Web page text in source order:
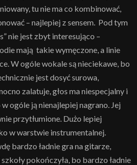
tu nie ma co kombinować,
– najlepiej z sensem. Pod tym
nie jest zbyt interesująco –
mają takie wymęczone, a linie
W ogóle wokale są nieciekawe, bo
jest dosyć surowa,
zalatuje, głos ma niespecjalny i
ogóle ją nienajlepiej nagrano. Jej
przytłumione. Dużo lepiej
w warstwie instrumentalnej.
bardzo ładnie gra na gitarze,
pokończyła, bo bardzo ładnie